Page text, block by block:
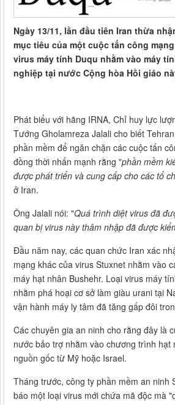
Ngày 13/11, lần đầu tiên Iran thừa
mục tiêu của một cuộc tấn công
virus máy tính Duqu nhằm vào máy
nghiệp tại nước Cộng hòa Hồi giáo
Phát biểu với hãng IRNA, Chỉ huy lực
Tướng Gholamreza Jalali cho biết
phần mềm để ngăn chặn các cuộc tấn
đồng thời nhấn mạnh rằng "phần mềm
được phát triển và cung cấp cho các tổ
ở Iran.
Ông Jalali nói: "Quá trình diệt virus đã
quan bị virus này thâm nhập đã được
Đầu năm nay, các quan chức Iran xác
mạng khác của virus Stuxnet nhằm vào
máy hạt nhân Bushehr. Loại virus máy
nhằm phá hoại cơ sở làm giàu urani tại
vận hành máy ly tâm đã tăng gấp đôi
Các chuyên gia an ninh cho rằng đây là
nước bảo trợ nhằm vào chương trình hạt
nguồn gốc từ Mỹ hoặc Israel.
Tháng trước, công ty phần mềm an ninh
báo một loại virus mới chứa mã độc mà